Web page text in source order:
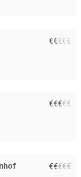
€€€€€
€€€€€
€€€€€